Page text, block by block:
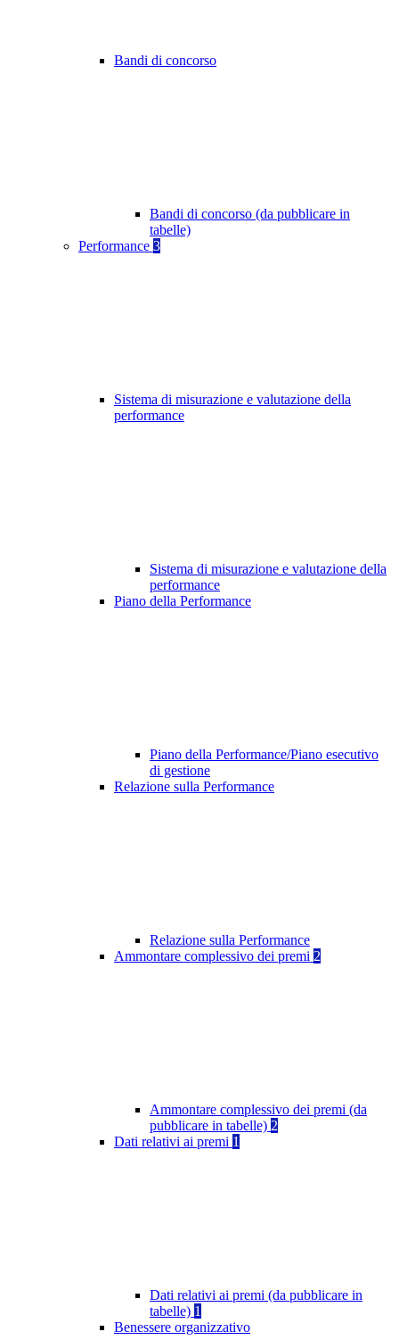
Bandi di concorso
Bandi di concorso (da pubblicare in
tabelle)
Performance 3
Sistema di misurazione e valutazione della
performance
Sistema di misurazione e valutazione della
performance
Piano della Performance
Piano della Performance/Piano esecutivo
di gestione
Relazione sulla Performance
Relazione sulla Performance
Ammontare complessivo dei premi 2
Ammontare complessivo dei premi (da
pubblicare in tabelle) 2
Dati relativi ai premi 1
Dati relativi ai premi (da pubblicare in
tabelle) 1
Benessere organizzativo